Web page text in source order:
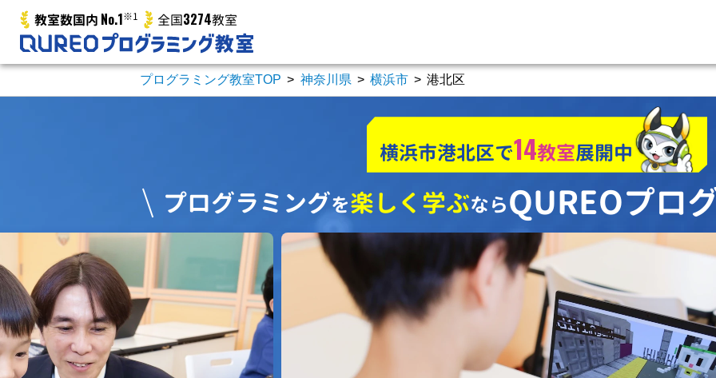
教室数国内 No.1※1 全国3274教室
プログラミング教室TOP > 神奈川県 > 横浜市 > 港北区
横浜市港北区で14教室展開中
プログラミングを楽しく学ぶならQUREOプロ